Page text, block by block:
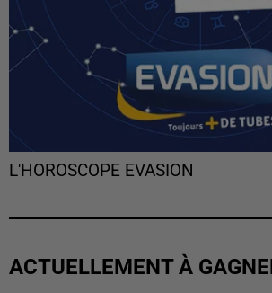
L'HOROSCOPE EVASION
ACTUELLEMENT À